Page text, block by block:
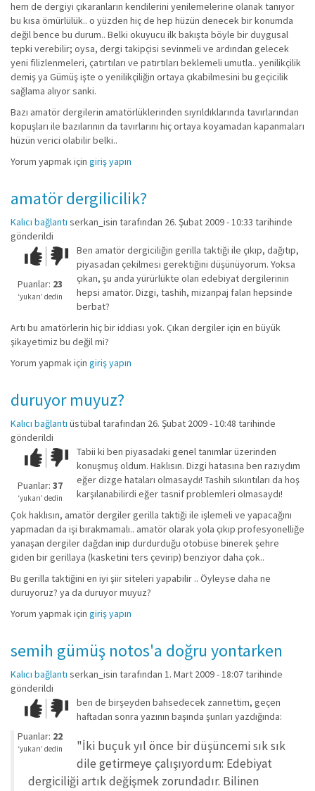
hem de dergiyi çıkaranların kendilerini yenilemelerine olanak tanıyor
bu kısa ömürlülük.. o yüzden hiç de hep hüzün denecek bir konumda
değil bence bu durum.. Belki okuyucu ilk bakışta böyle bir duygusal
tepki verebilir; oysa, dergi takipçisi sevinmeli ve ardından gelecek
yeni filizlenmeleri, çatırtıları ve patırtıları beklemeli umutla.. yenilikçilik
demiş ya Gümüş işte o yenilikçiliğin ortaya çıkabilmesini bu geçicilik
sağlama alıyor sanki.
Bazı amatör dergilerin amatörlüklerinden sıyrıldıklarında tavırlarından
kopuşları ile bazılarının da tavırlarını hiç ortaya koyamadan kapanmaları
hüzün verici olabilir belki..
Yorum yapmak için giriş yapın
amatör dergilicilik?
Kalıcı bağlantı serkan_isin tarafından 26. Şubat 2009 - 10:33 tarihinde
gönderildi
Çok iyi!O
kadar
iyi
değil!
Puanlar: 23
‘yukarı’ dedin
Ben amatör dergiciliğin gerilla taktiği ile çıkıp, dağıtıp,
piyasadan çekilmesi gerektiğini düşünüyorum. Yoksa
çıkan, şu anda yürürlükte olan edebiyat dergilerinin
hepsi amatör. Dizgi, tashih, mizanpaj falan hepsinde
berbat?
Artı bu amatörlerin hiç bir iddiası yok. Çıkan dergiler için en büyük
şikayetimiz bu değil mi?
Yorum yapmak için giriş yapın
duruyor muyuz?
Kalıcı bağlantı üstübaltarafından 26. Şubat 2009 - 10:48 tarihinde
gönderildi
Çok iyi!O
kadar
iyi
değil!
Puanlar: 37
‘yukarı’ dedin
Tabii ki ben piyasadaki genel tanımlar üzerinden
konuşmuş oldum. Haklısın. Dizgi hatasına ben razıydım
eğer dizge hataları olmasaydı! Tashih sıkıntıları da hoş
karşılanabilirdi eğer tasnif problemleri olmasaydı!
Çok haklısın, amatör dergiler gerilla taktiği ile işlemeli ve yapacağını
yapmadan da işi bırakmamalı.. amatör olarak yola çıkıp profesyonelliğe
yanaşan dergiler dağdan inip durdurduğu otobüse binerek şehre
giden bir gerillaya (kasketini ters çevirip) benziyor daha çok..
Bu gerilla taktiğini en iyi şiir siteleri yapabilir .. Öyleyse daha ne
duruyoruz? ya da duruyor muyuz?
Yorum yapmak için giriş yapın
semih gümüş notos'a doğru yontarken
Kalıcı bağlantı serkan_isin tarafından 1. Mart 2009 - 18:07 tarihinde
gönderildi
Çok iyi!O
kadar
iyi
değil!
Puanlar: 22
‘yukarı’ dedin
ben de birşeyden bahsedecek zannettim, geçen
haftadan sonra yazının başında şunları yazdığında:
"İki buçuk yıl önce bir düşüncemi sık sık
dile getirmeye çalışıyordum: Edebiyat
dergiciliği artık değişmek zorundadır. Bilinen